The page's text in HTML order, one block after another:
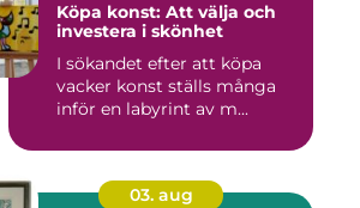
Köpa konst: Att välja och
investera i skönhet
I sökandet efter att köpa
vacker konst ställs många
inför en labyrint av m...
03. aug